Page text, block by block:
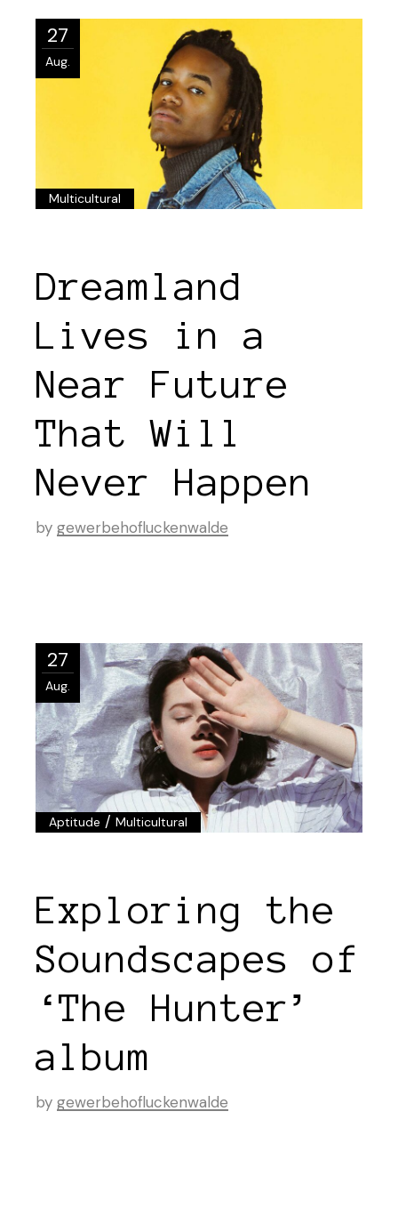
27
Aug.
Multicultural
Dreamland
Lives in a
Near Future
That Will
Never Happen
by gewerbehofluckenwalde
27
Aug.
Aptitude /Multicultural
Exploring the
Soundscapes of
‘The Hunter’
album
by gewerbehofluckenwalde